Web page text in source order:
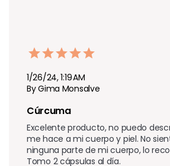
1/26/24, 1:19 AM
By Gima Monsalve
Cúrcuma
Excelente producto, no puedo
me hace a mi cuerpo y piel. No
ninguna parte de mi cuerpo, lo
Tomo 2 cápsulas al día.